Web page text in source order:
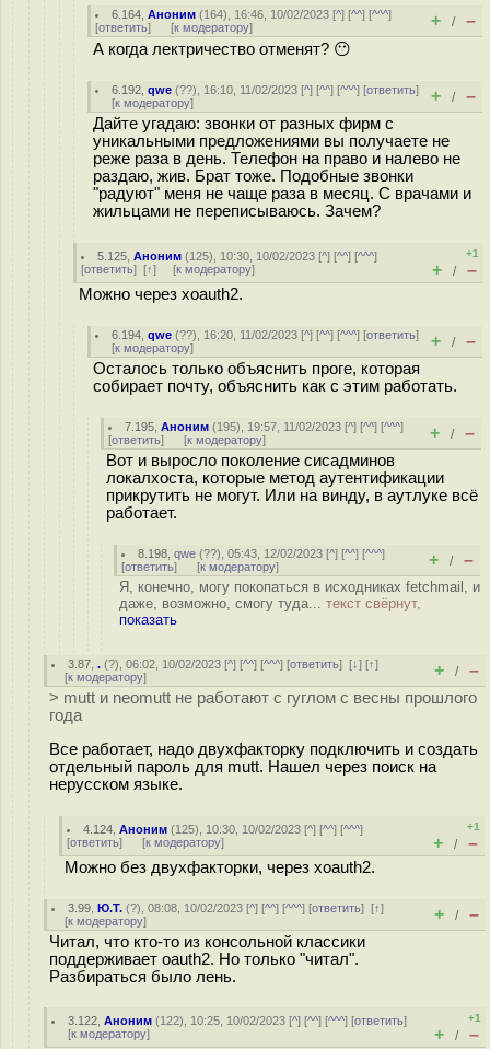
6.164 ,Аноним (164), 16:46, 10/02/2023 [^] [^^] [^^^]
[ответить] [к модератору] + / –
А когда лектричество отменят? 😶
6.192 ,qwe (??), 16:10, 11/02/2023 [^] [^^] [^^^] [ответить]
[к модератору] + / –
Дайте угадаю: звонки от разных фирм с
уникальными предложениями вы получаете не
реже раза в день. Телефон на право и налево не
раздаю, жив. Брат тоже. Подобные звонки
"радуют" меня не чаще раза в месяц. С врачами и
жильцами не переписываюсь. Зачем?
5.125 ,Аноним (125), 10:30, 10/02/2023 [^] [^^] [^^^]
[ответить] [↑] [к модератору]
+1
+ / –
Можно через xoauth2.
6.194 ,qwe (??), 16:20, 11/02/2023 [^] [^^] [^^^] [ответить]
[к модератору] + / –
Осталось только объяснить проге, которая
собирает почту, объяснить как с этим работать.
7.195 ,Аноним (195), 19:57, 11/02/2023 [^] [^^] [^^^]
[ответить] [к модератору] + / –
Вот и выросло поколение сисадминов
локалхоста, которые метод аутентификации
прикрутить не могут. Или на винду, в аутлуке всё
работает.
8.198 ,qwe (??), 05:43, 12/02/2023 [^] [^^] [^^^]
[ответить] [к модератору] + / –
Я, конечно, могу покопаться в исходниках fetchmail, и
даже, возможно, смогу туда... текст свёрнут,
показать
3.87 ,. (?), 06:02, 10/02/2023 [^] [^^] [^^^] [ответить][↓] [↑]
[к модератору] + / –
> mutt и neomutt не работают с гуглом с весны прошлого
года
Все работает, надо двухфакторку подключить и создать
отдельный пароль для mutt. Нашел через поиск на
нерусском языке.
4.124 ,Аноним (125), 10:30, 10/02/2023 [^] [^^] [^^^]
[ответить] [к модератору]
+1
+ / –
Можно без двухфакторки, через xoauth2.
3.99 ,Ю.Т. (?), 08:08, 10/02/2023 [^] [^^] [^^^] [ответить][↑]
[к модератору] + / –
Читал, что кто-то из консольной классики
поддерживает oauth2. Но только "читал".
Разбираться было лень.
3.122 ,Аноним (122), 10:25, 10/02/2023 [^] [^^] [^^^] [ответить]
[к модератору]
+1
+ / –